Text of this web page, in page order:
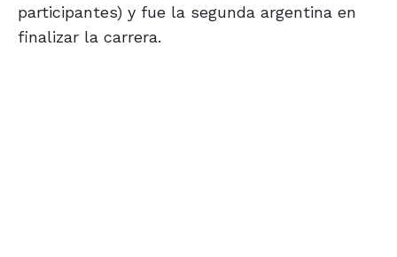
participantes) y fue la segunda argentina en
finalizar la carrera.